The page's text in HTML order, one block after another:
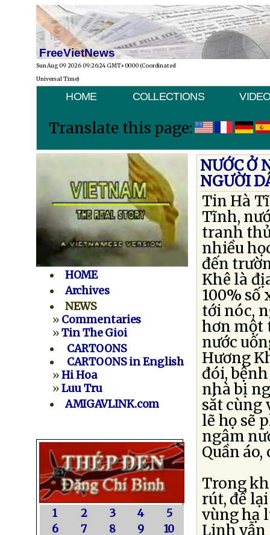
FreeVietNews
Sun Aug 09 2026 09:26:24 GMT+0000 (Coordinated
Universal Time)
HOME COLLECTIONS
Translate this page:
HOME
Archives
NEWS
» Commentaries
»Tin The Gioi
CARTOONS
CARTOONS in English
»Hi Hoa
»Luu Tru
AMIGAVLINK.com
1 2 3 4
5
6
7 8 9
10
NƯỚC Ở
NGƯỜI
Tin Hà
Tĩnh,
tranh thủ
nhiều
đến
Khê là
100% số
tới nóc,
hơn một
nước
Hương
đói,
nhà bị
sắt cùng
lẽ họ sẽ
ngâm
Quần
Trong
rút, để
vùng hạ
Linh vẫn